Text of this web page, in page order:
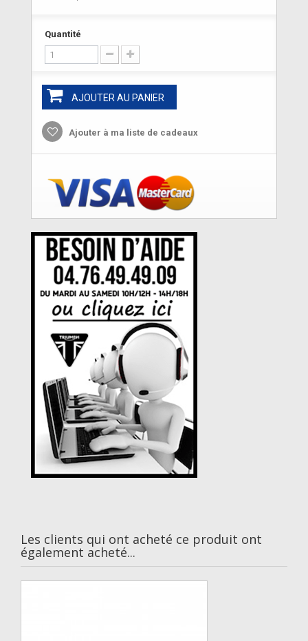
Quantité
AJOUTER AU PANIER
Ajouter à ma liste de cadeaux
Les clients qui ont acheté ce produit ont
également acheté...